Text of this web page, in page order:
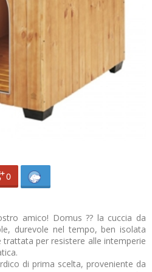
0
amico! Domus ?? la cuccia da
durevole nel tempo, ben isolata
per resistere alle intemperie
di prima scelta, proveniente da